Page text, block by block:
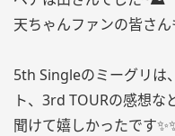
天ちゃんファンの皆さ
5th Singleのミーグリは
ト、3rd TOURの感想
聞けて嬉しかったです